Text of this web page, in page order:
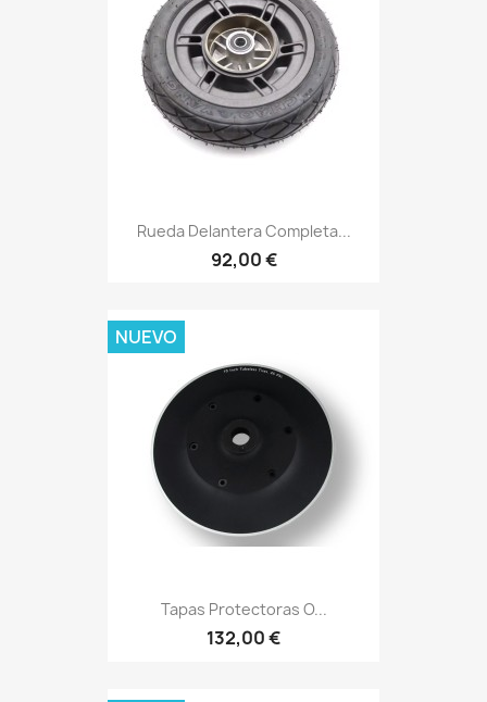
Rueda Delantera Completa...
92,00 €
Tapas Protectoras O...
132,00 €
NUEVO